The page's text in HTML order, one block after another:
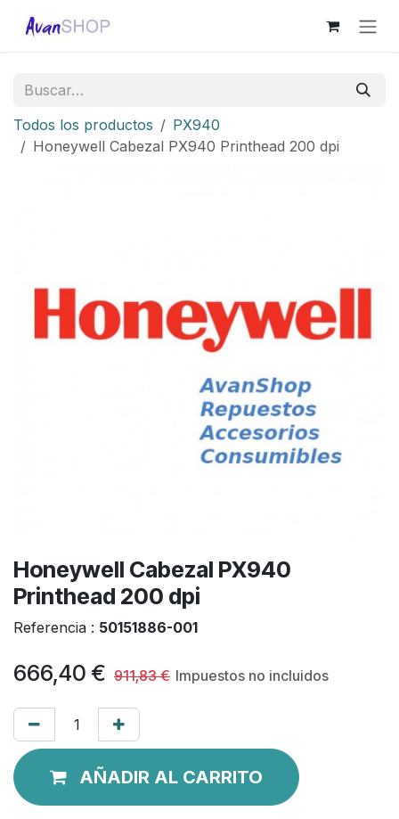
Todos los productos
PX940
Honeywell Cabezal PX940 Printhead 200 dpi
Honeywell Cabezal PX940
Printhead 200 dpi
Referencia : 50151886-001
666,40 € 911,83€ Impuestos no incluidos
AÑADIR AL CARRITO